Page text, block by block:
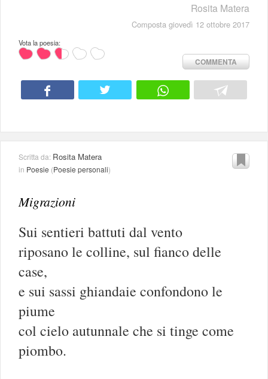
Rosita Matera
Composta giovedì 12 ottobre 2017
Vota la poesia:
COMMENTA
Scritta da: Rosita Matera
in Poesie (Poesie personali)
Migrazioni
Sui sentieri battuti dal vento
riposano le colline, sul fianco delle
case,
e sui sassi ghiandaie confondono le
piume
col cielo autunnale che si tinge come
piombo.